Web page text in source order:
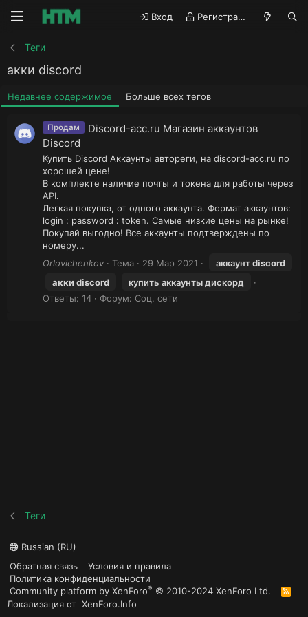
Вход Регистрация
Теги
акки discord
Недавнее содержимое Больше всех тегов
Продам
Discord-acc.ru Магазин аккаунтов
Discord
Купить Discord Аккаунты автореги, на discord-acc.ru по
хорошей цене!
В комплекте наличие почты и токена для работы через
API.
Легкая покупка, от одного аккаунта. Формат аккаунтов:
login : password : token. Самые низкие цены на рынке!
Покупай выгодно! Все аккаунты подтверждены по
номеру...
Orlovichenkov
Тема 29 Мар 2021 аккаунтdiscord
аккиdiscord
купить аккаунты дискорд
Ответы: 14
Форум: Соц. сети
Теги
Russian (RU)
Обратная связь
Условия и правила
Политика конфиденциальности
Community platform by XenForo® © 2010-2024 XenForo Ltd.
R
S
Локализация от XenForo.Info